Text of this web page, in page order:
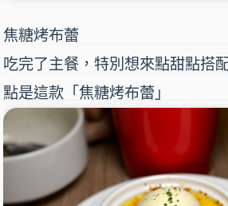
焦糖烤布蕾
吃完了主餐，特別想來點甜點搭
點是這款「焦糖烤布蕾」